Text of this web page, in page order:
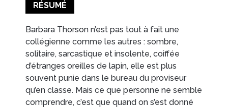
COUPS DE CŒUR
EN IMAGES CONTACTS/ACCÈS
RÉSUMÉ
Barbara Thorson n’est pas tout à fait une
collégienne comme les autres : sombre,
solitaire, sarcastique et insolente, coiffée
d’étranges oreilles de lapin, elle est plus
souvent punie dans le bureau du proviseur
qu’en classe. Mais ce que personne ne semble
comprendre, c’est que quand on s’est donné